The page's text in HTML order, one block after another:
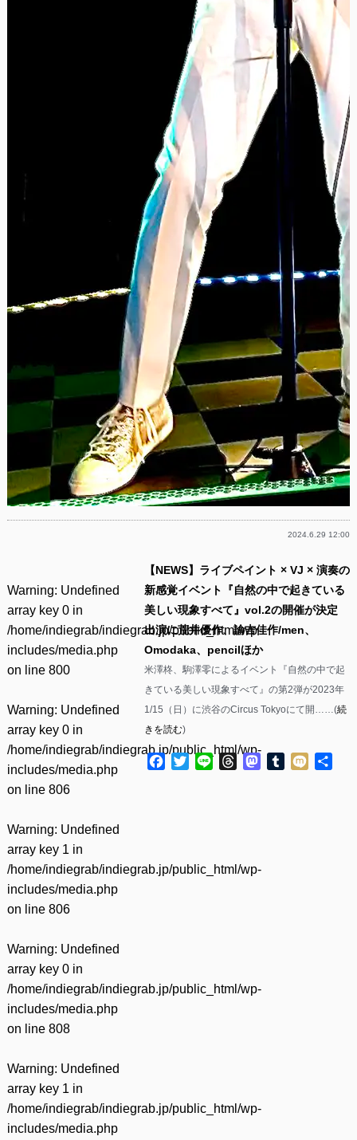
2024.6.29 12:00
Warning: Undefined
array key 0 in
/home/indiegrab/indiegrab.jp/public_html/wp-
includes/media.php
on line 800
Warning: Undefined
array key 0 in
/home/indiegrab/indiegrab.jp/public_html/wp-
includes/media.php
on line 806
Warning: Undefined
array key 1 in
/home/indiegrab/indiegrab.jp/public_html/wp-
includes/media.php
on line 806
Warning: Undefined
array key 0 in
/home/indiegrab/indiegrab.jp/public_html/wp-
includes/media.php
on line 808
Warning: Undefined
array key 1 in
/home/indiegrab/indiegrab.jp/public_html/wp-
includes/media.php
【NEWS】ライブペイント × VJ × 演奏の
新感覚イベント『自然の中で起きている
美しい現象すべて』vol.2の開催が決定
出演に荒井優作、諭吉佳作/men、
Omodaka、pencilほか
米澤柊、駒澤零によるイベント『自然の中で起
きている美しい現象すべて』の第2弾が2023年
1/15（日）に渋谷のCircus Tokyoにて開……(続
きを読む)
Facebook
Twitter
Line ThreadsMastodon
Tumblr
Mixi